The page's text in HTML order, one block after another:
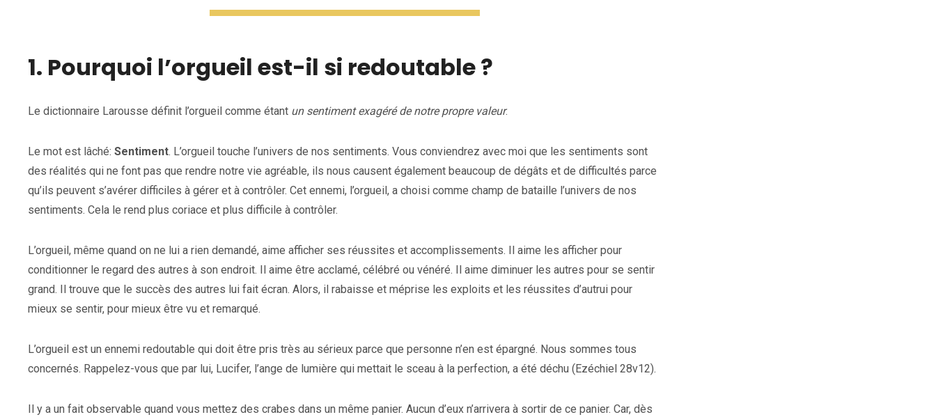
1. Pourquoi l’orgueil est-il si redoutable ?
Le dictionnaire Larousse définit l’orgueil comme étant un sentiment exagéré de notre propre valeur.
Le mot est lâché: Sentiment. L’orgueil touche l’univers de nos sentiments. Vous conviendrez avec moi que les sentiments sont
des réalités qui ne font pas que rendre notre vie agréable, ils nous causent également beaucoup de dégâts et de difficultés parce
qu’ils peuvent s’avérer difficiles à gérer et à contrôler. Cet ennemi, l’orgueil, a choisi comme champ de bataille l’univers de nos
sentiments. Cela le rend plus coriace et plus difficile à contrôler.
L’orgueil, même quand on ne lui a rien demandé, aime afficher ses réussites et accomplissements. Il aime les afficher pour
conditionner le regard des autres à son endroit. Il aime être acclamé, célébré ou vénéré. Il aime diminuer les autres pour se sentir
grand. Il trouve que le succès des autres lui fait écran. Alors, il rabaisse et méprise les exploits et les réussites d’autrui pour
mieux se sentir, pour mieux être vu et remarqué.
L’orgueil est un ennemi redoutable qui doit être pris très au sérieux parce que personne n’en est épargné. Nous sommes tous
concernés. Rappelez-vous que par lui, Lucifer, l’ange de lumière qui mettait le sceau à la perfection, a été déchu (Ezéchiel 28v12).
Il y a un fait observable quand vous mettez des crabes dans un même panier. Aucun d’eux n’arrivera à sortir de ce panier. Car, dès